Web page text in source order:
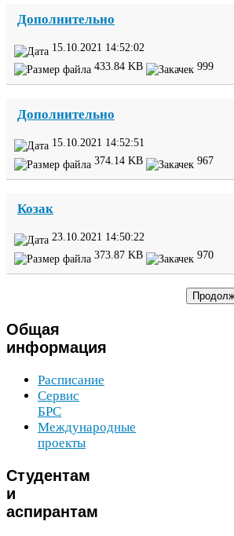
Дополнительно
15.10.2021 14:52:02
433 84 KB 999
Дополнительно
15 10 2021 14:52:51
374 14 KB 967
Козак
23 10 2021 14:50:22
373.87 KB 970
Общая
информация
Расписание
Сервис
БРС
Международные
проекты
Студентам
и
аспирантам